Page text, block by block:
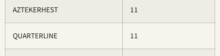
AZTEKERHEST 11
QUARTERLINE 11